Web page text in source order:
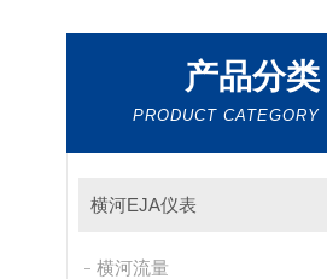
产品分类
PRODUCT CATEGORY
横河EJA仪表
横河流量